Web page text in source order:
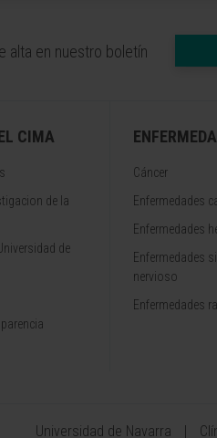
alta en nuestro boletín
CIMA
de la
de
Cáncer
Enfermedades
Enfermedades
Enfermedades
nervioso
Enfermedades
Universidad de Navarra